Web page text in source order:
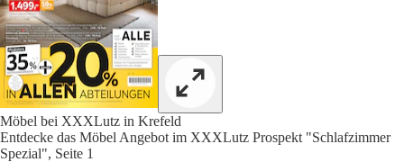
Möbel bei XXXLutz in Krefeld
Entdecke das Möbel Angebot im XXXLutz Prospekt "Schlafzimmer
Spezial", Seite 1